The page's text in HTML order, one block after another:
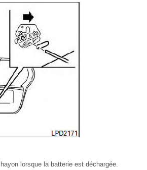
lorsque la batterie est déchargée.